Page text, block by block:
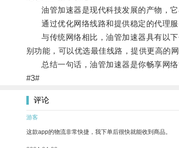
油管加速器是现代科技发展的产物，它
通过优化网络线路和提供稳定的代理服
与传统网络相比，油管加速器具有以下
别功能，可以优选最佳线路，提供更高的
总结一句话，油管加速器是你畅享网络
#3#
评论
游客
这款app的物流非常快捷，我下单后很快就能收到商品。